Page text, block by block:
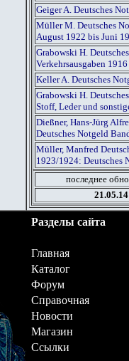
Geiger A. Deutsches
Müller M. Deutsches
August 1922 bis Juni
Grabowski H.
Verkehrsausgaben
Keller A. Deutsches
Grabowski H.
Stoff, Leder und
Dießner, Hans-Jürg
Deutsches Notgeld
Müller, Manfred
1923/1924: Deutsches
последнее
21.05.14
Разделы сайта
Главная
Каталог
Форум
Справочная
Новости
Магазин
Ссылки